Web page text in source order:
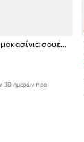
Tommy Hilfiger Γυναικεία μοκασίνια σουέτ FLEXIBLE SLIM SUEDE LOAFER
30 ημερών προ